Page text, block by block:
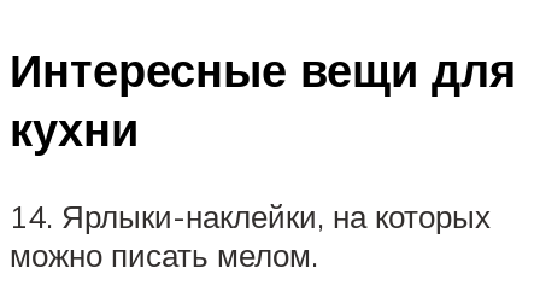
Интересные вещи для
кухни
14. Ярлыки-наклейки, на которых
можно писать мелом.